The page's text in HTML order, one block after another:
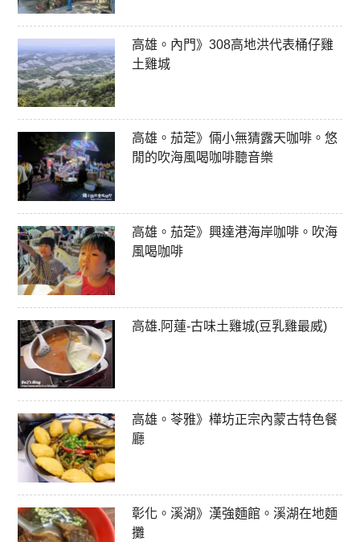
高雄。內門》308高地洪代表桶仔雞
土雞城
高雄。茄萣》倆小無猜露天咖啡。悠
閒的吹海風喝咖啡聽音樂
高雄。茄萣》興達港海岸咖啡。吹海
風喝咖啡
高雄.阿蓮-古味土雞城(豆乳雞最威)
高雄。苓雅》樺坊正宗內蒙古特色餐
廳
彰化。溪湖》漢強麵館。溪湖在地麵
攤